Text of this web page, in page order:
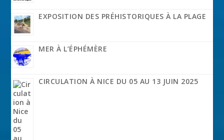
EXPOSITION DES PRÉHISTORIQUES À LA PLAGE
MER À L’ÉPHÉMÈRE
CIRCULATION À NICE DU 05 AU 13 JUIN 2025